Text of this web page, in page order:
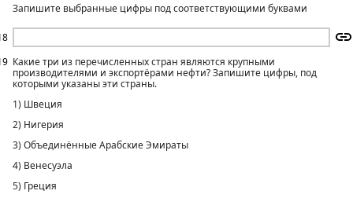
Запишите выбранные цифры под соответствующими буквами
Какие три из перечисленных стран являются крупными
производителями и экспортёрами нефти? Запишите цифры, под
которыми указаны эти страны.
1) Швеция
2) Нигерия
3) Объединённые Арабские Эмираты
4) Венесуэла
5) Греция